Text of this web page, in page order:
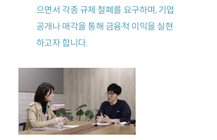
으면서 각종 규제 철폐를 요구하며, 기업
공개나 매각을 통해 금융적 이익을 실현
하고자 합니다.